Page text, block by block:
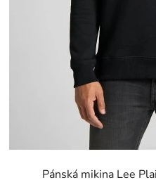
Pánská mikina Lee